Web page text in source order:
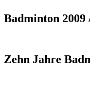
Badminton 2009
Zehn Jahre